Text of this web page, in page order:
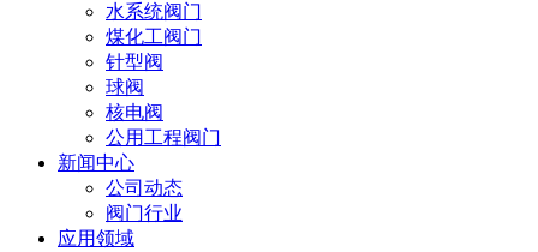
水系统阀门
煤化工阀门
针型阀
球阀
核电阀
公用工程阀门
新闻中心
公司动态
阀门行业
应用领域